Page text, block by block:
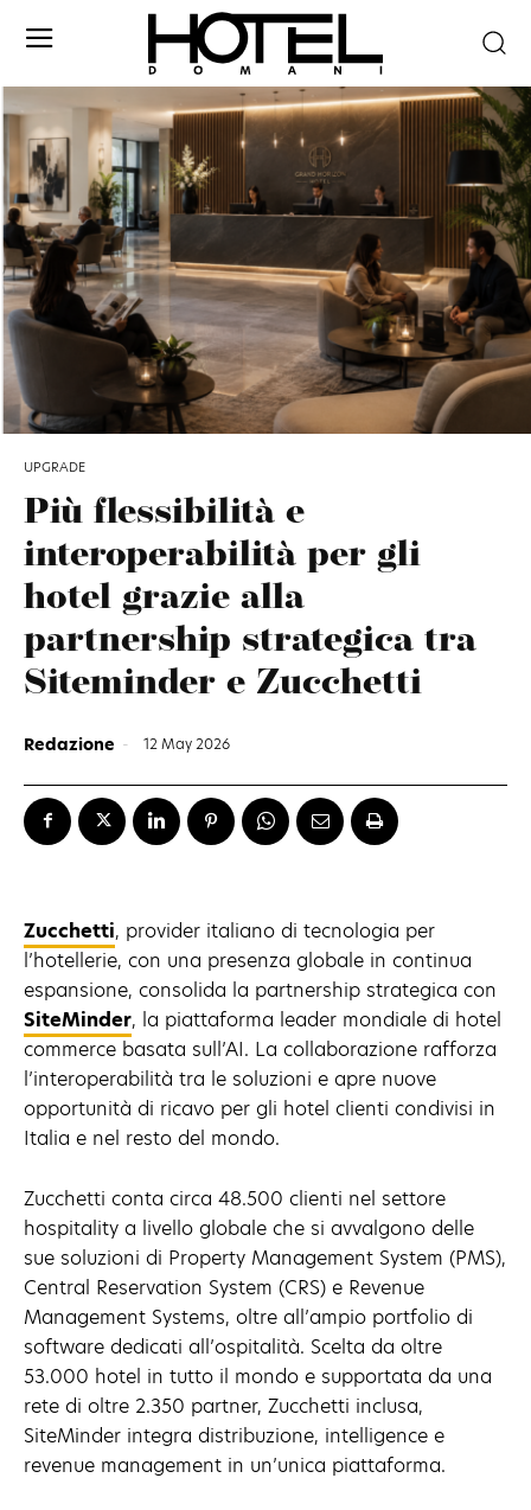
UPGRADE
Più flessibilità e
interoperabilità per gli
hotel grazie alla
partnership strategica tra
Siteminder e Zucchetti
Redazione - 12 May 2026
Zucchetti, provider italiano di tecnologia per
l’hotellerie, con una presenza globale in continua
espansione, consolida la partnership strategica con
SiteMinder, la piattaforma leader mondiale di hotel
commerce basata sull’AI. La collaborazione rafforza
l’interoperabilità tra le soluzioni e apre nuove
opportunità di ricavo per gli hotel clienti condivisi in
Italia e nel resto del mondo.
Zucchetti conta circa 48.500 clienti nel settore
hospitality a livello globale che si avvalgono delle
sue soluzioni di Property Management System (PMS),
Central Reservation System (CRS) e Revenue
Management Systems, oltre all’ampio portfolio di
software dedicati all’ospitalità. Scelta da oltre
53.000 hotel in tutto il mondo e supportata da una
rete di oltre 2.350 partner, Zucchetti inclusa,
SiteMinder integra distribuzione, intelligence e
revenue management in un’unica piattaforma.